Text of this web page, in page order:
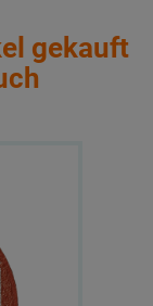
gekauft